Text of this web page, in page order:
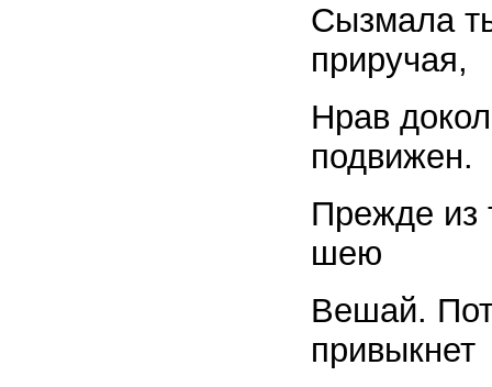
Сызмала
приручая,
Нрав
подвижен.
Прежде из
шею
Вешай.
привыкнет